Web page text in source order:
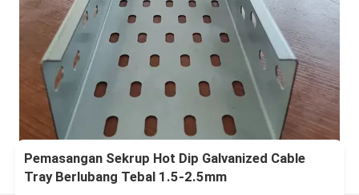
Pemasangan Sekrup Hot Dip Galvanized Cable
Tray Berlubang Tebal 1.5-2.5mm